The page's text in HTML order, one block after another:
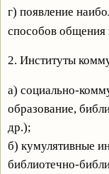
г) появление
способов общения
2. Институты
а) социально-
образование,
др.);
б) кумулятивные
библиотечно-